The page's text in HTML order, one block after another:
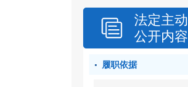
法定主动
公开内容
履职依据